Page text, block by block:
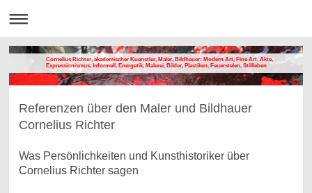
Cornelius Richter, akademischer Kuenstler, Maler, Bildhauer: Modern Art, Fine Art, Akte,
Expressionismus, Informell, Energetik, Malerei, Bilder, Plastiken, Feuerstelen, Stillleben
Referenzen über den Maler und Bildhauer
Cornelius Richter
Was Persönlichkeiten und Kunsthistoriker über
Cornelius Richter sagen